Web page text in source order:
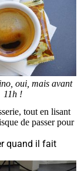
oui, mais avant
11h !
tout en lisant
de passer pour
quand il fait